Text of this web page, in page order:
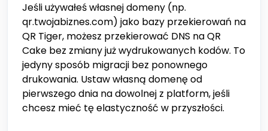
Jeśli używałeś własnej domeny (np.
qr.twojabiznes.com) jako bazy przekierowań na
QR Tiger, możesz przekierować DNS na QR
Cake bez zmiany już wydrukowanych kodów. To
jedyny sposób migracji bez ponownego
drukowania. Ustaw własną domenę od
pierwszego dnia na dowolnej z platform, jeśli
chcesz mieć tę elastyczność w przyszłości.